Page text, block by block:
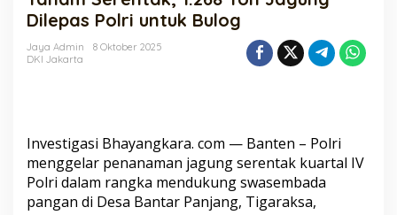
Ton
Jagung
Dilepas
Dilepas Polri untuk Bulog
Jaya Admin
8 Oktober 2025
DKI Jakarta
Investigasi Bhayangkara. com — Banten – Polri
menggelar penanaman jagung serentak kuartal IV
Polri dalam rangka mendukung swasembada
pangan di Desa Bantar Panjang, Tigaraksa,